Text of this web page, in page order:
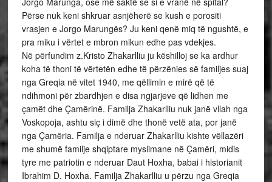
Përse nuk keni shkruar asnjëherë se kush e porositi
vrasjen e Jorgo Marungës? Ju keni qenë miq të ngushtë, e
pra miku i vërtet e mbron mikun edhe pas vdekjes.
Në përfundim z.Kristo Zhakarlliu ju këshilloj se ka ardhur
koha të thoni të vërtetën edhe të përzënies së familjes suaj
nga Greqia në vitet 1940, me qëllimin e mirë që të
ndihmoni për zbardhjen e disa ngjarjeve që lidhen me
çamët dhe Çamërinë. Familja Zhakarlliu nuk janë vllah nga
Voskopoja, ashtu siç i dimë dhe thonë vetë ata, por janë
nga Çamëria. Familja e nderuar Zhakarlliu kishte vëllazëri
me shumë familje shqiptare myslimane në Çamëri, midis
tyre me patriotin e nderuar Daut Hoxha, babai i historianit
Ibrahim D. Hoxha. Familja Zhakarlliu u përzu nga Greqia